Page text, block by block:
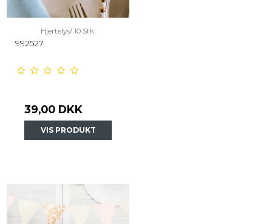
Hjertelys/ 10 Stk.
992527
39,00 DKK
VIS PRODUKT